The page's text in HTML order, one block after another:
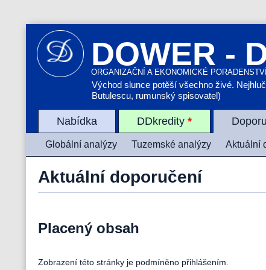
DOWER -
ORGANIZAČNÍ A EKONOMICKÉ PORADENSTVÍ
Východ slunce potěší všechno živé.
Butulescu, rumunský spisovatel)
Nabídka DDkredity *
Globální analýzy Tuzemské analýzy Aktuální
Aktuální doporučení
Placený obsah
Zobrazení této stránky je podmíněno přihlášením.